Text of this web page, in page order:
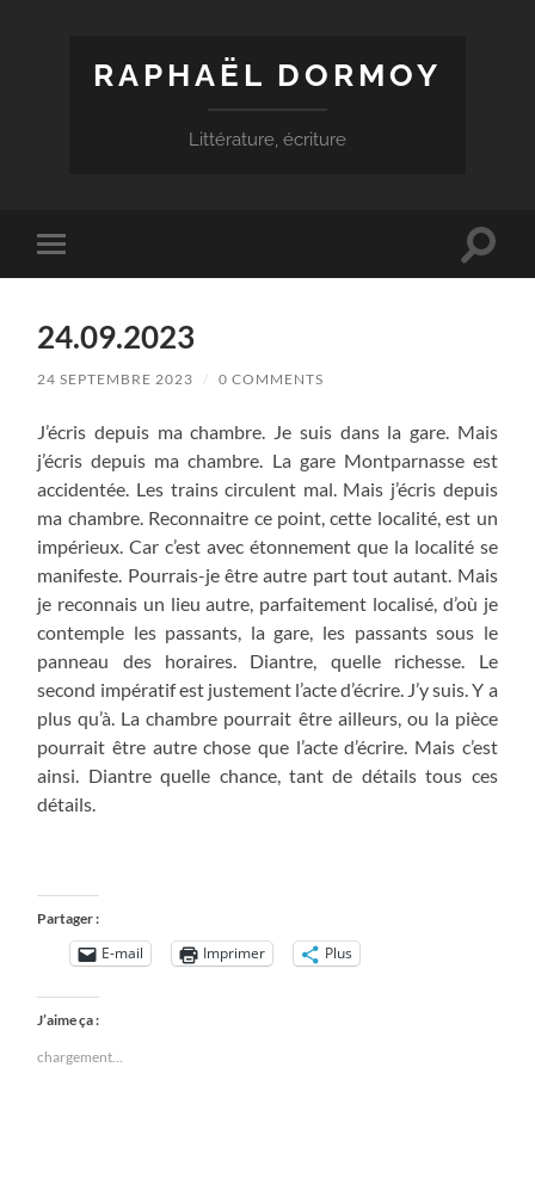
RAPHAËL DORMOY
Littérature, écriture
Toggle
mobile
Toggle
24.09.2023
24 SEPTEMBRE 2023 / 0 COMMENTS
J’écris depuis ma chambre. Je suis dans la gare. Mais
j’écris depuis ma chambre. La gare Montparnasse est
accidentée. Les trains circulent mal. Mais j’écris depuis
ma chambre. Reconnaitre ce point, cette localité, est un
impérieux. Car c’est avec étonnement que la localité se
manifeste. Pourrais-je être autre part tout autant. Mais
je reconnais un lieu autre, parfaitement localisé, d’où je
contemple les passants, la gare, les passants sous le
panneau des horaires. Diantre, quelle richesse. Le
second impératif est justement l’acte d’écrire. J’y suis. Y a
plus qu’à. La chambre pourrait être ailleurs, ou la pièce
pourrait être autre chose que l’acte d’écrire. Mais c’est
ainsi. Diantre quelle chance, tant de détails tous ces
détails.
Partager :
E-mail Imprimer Plus
J’aime ça :
chargement…